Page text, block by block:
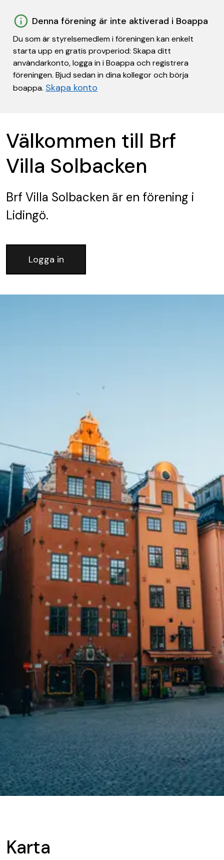
Denna förening är inte aktiverad i Boappa
Du som är styrelsemedlem i föreningen kan enkelt
starta upp en gratis provperiod: Skapa ditt
användarkonto, logga in i Boappa och registrera
föreningen. Bjud sedan in dina kollegor och börja
boappa. Skapa konto
Välkommen till Brf
Villa Solbacken
Brf Villa Solbacken är en förening i
Lidingö.
Logga in
Karta